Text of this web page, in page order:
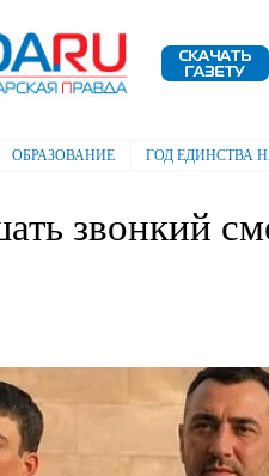
ОБРАЗОВАНИЕ ГОД ЕДИНСТВА
звонкий